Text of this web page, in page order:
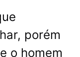
porém
o homem